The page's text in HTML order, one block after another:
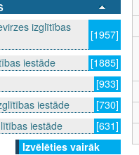
izglītības
[1957]
iestāde
[1885]
[933]
iestāde
[730]
iestāde
[631]
Izvēlēties vairāk